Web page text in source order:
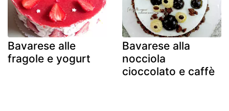
Bavarese alle
fragole e yogurt
Bavarese alla
nocciola
cioccolato e caffè